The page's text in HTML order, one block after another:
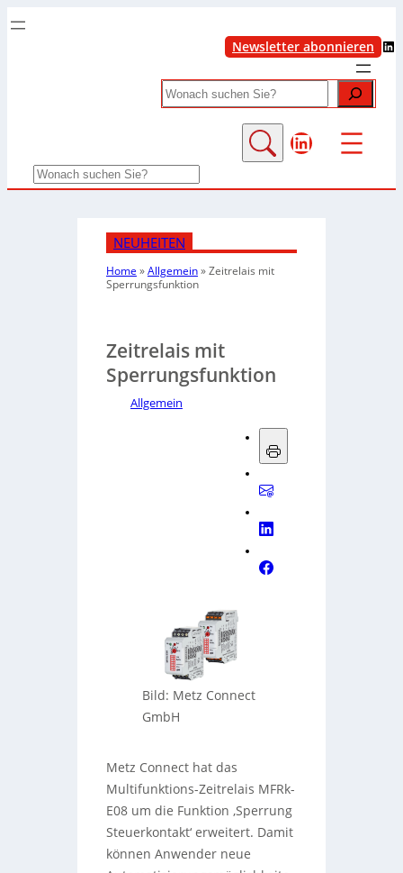
Newsletter abonnieren LinkedIn
Search
LinkedIn
Search
NEUHEITEN
Home »Allgemein»Zeitrelais mit
Sperrungsfunktion
Zeitrelais mit
Sperrungsfunktion
Allgemein
Bild: Metz Connect
GmbH
Metz Connect hat das
Multifunktions-Zeitrelais MFRk-
E08 um die Funktion ‚Sperrung
Steuerkontakt‘ erweitert. Damit
können Anwender neue